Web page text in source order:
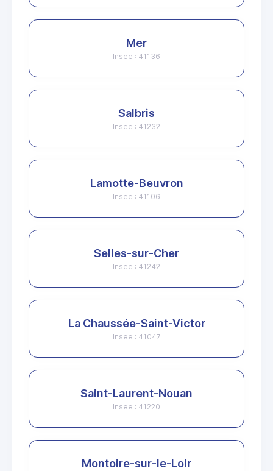
Mer
Insee : 41136
Salbris
Insee : 41232
Lamotte-Beuvron
Insee : 41106
Selles-sur-Cher
Insee : 41242
La Chaussée-Saint-Victor
Insee : 41047
Saint-Laurent-Nouan
Insee : 41220
Montoire-sur-le-Loir